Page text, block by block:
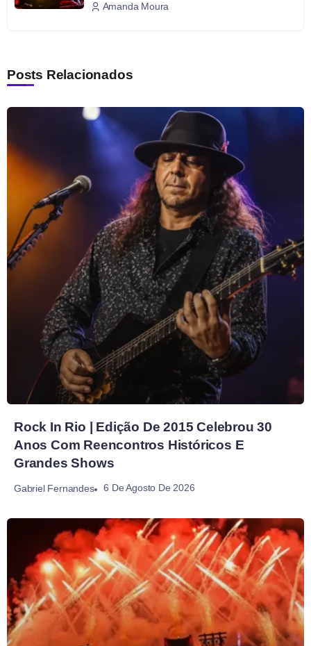
Amanda Moura
Posts Relacionados
Rock In Rio | Edição De 2015 Celebrou 30
Anos Com Reencontros Históricos E
Grandes Shows
Gabriel Fernandes 6 De Agosto De 2026